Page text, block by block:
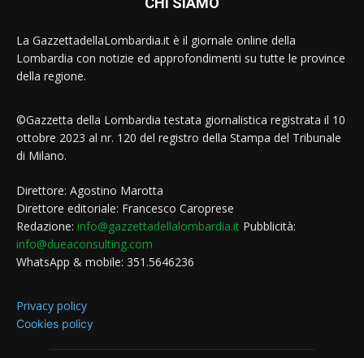
La GazzettadellaLombardia.it è il giornale online della
Lombardia con notizie ed approfondimenti su tutte le province
della regione.
©Gazzetta della Lombardia testata giornalistica registrata il 10
ottobre 2023 al nr. 120 del registro della Stampa del Tribunale
di Milano.
Direttore: Agostino Marotta
Direttore editoriale: Francesco Caroprese
Redazione: info@gazzettadellalombardia.it Pubblicità:
info@dueaconsulting.com
WhatsApp & mobile: 351.5646236
Privacy policy
Cookies policy